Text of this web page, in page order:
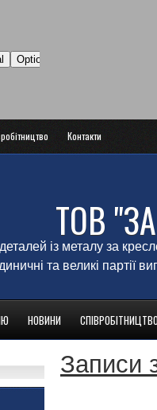
Контакти
ТОВ
із металу за
та великі партії
НОВИНИ
Записи